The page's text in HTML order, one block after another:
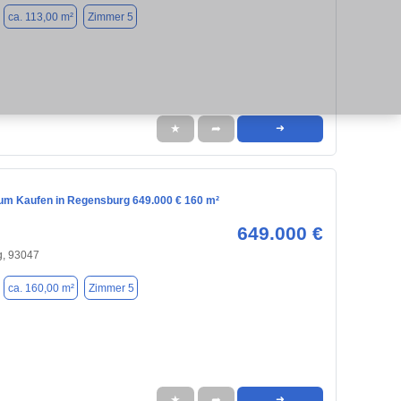
ca. 113,00 m² Zimmer 5
★ ➦ ➜
Kaufen in Regensburg 649.000 € 160 m²
649.000 €
93047
ca. 160,00 m² Zimmer 5